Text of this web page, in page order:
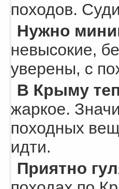
походов.
Нужно
невысокие,
уверены, с
В Крыму
жаркое.
походных
идти.
Приятно